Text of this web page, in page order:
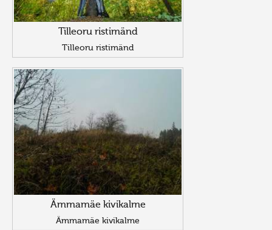
Tilleoru ristimänd
Tilleoru ristimänd
Ämmamäe kivikalme
Ämmamäe kivikalme